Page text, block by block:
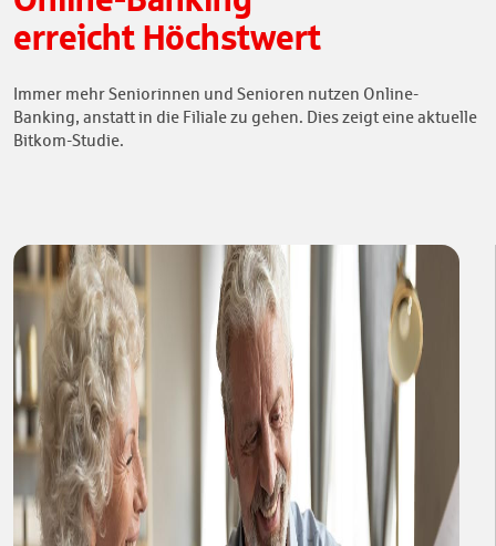
erreicht Höchstwert
Immer mehr Seniorinnen und Senioren nutzen Online-
Banking, anstatt in die Filiale zu gehen. Dies zeigt eine aktuelle
Bitkom-Studie.